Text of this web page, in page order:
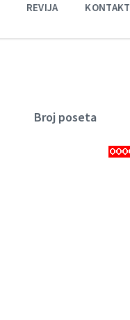
REVIJA KONTAKT
Broj poseta